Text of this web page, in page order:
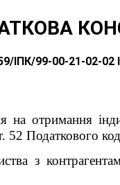
ІПК/99-00-21-02-02
отримання
52 Податкового
з